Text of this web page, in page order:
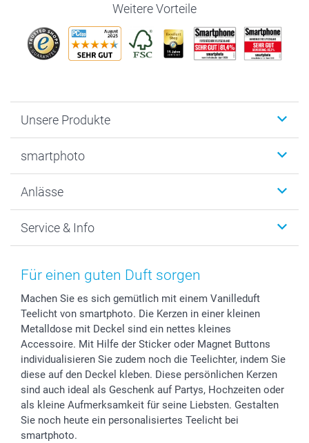
Weitere Vorteile
Unsere Produkte
Fotogeschenke
MyNameBook
Fotoabzüge, Fotos als Buch & Poster
Zubehör & Material
Foto-Kalender & Agenden
Sticker & Etiketten
Geschenk-Gutscheine (PDF)
smartphoto
Warum smartphoto
Datenschutz
AGB
Presse
Partnerprogramme
Investor Relations
B2B smartbusiness
Widerrufsrecht
Anlässe
Neujahr
Muttertag
Kommunion & Konfirmation
Hochzeit
Geburtstag
Geburt
Zu allen Anlässen
Service & Info
Anmelden /Registrieren
Preise und Versandkosten
Lieferfristen
72h Lieferung
Zahlungsmöglichkeiten
Sitemap
Status der Bestellung
smartfriends
smartgarantie
smartbonus
Für einen guten Duft sorgen
Machen Sie es sich gemütlich mit einem Vanilleduft
Teelicht von smartphoto. Die Kerzen in einer kleinen
Metalldose mit Deckel sind ein nettes kleines
Accessoire. Mit Hilfe der Sticker oder Magnet Buttons
individualisieren Sie zudem noch die Teelichter, indem Sie
diese auf den Deckel kleben. Diese persönlichen Kerzen
sind auch ideal als Geschenk auf Partys, Hochzeiten oder
als kleine Aufmerksamkeit für seine Liebsten. Gestalten
Sie noch heute ein personalisiertes Teelicht bei
smartphoto.